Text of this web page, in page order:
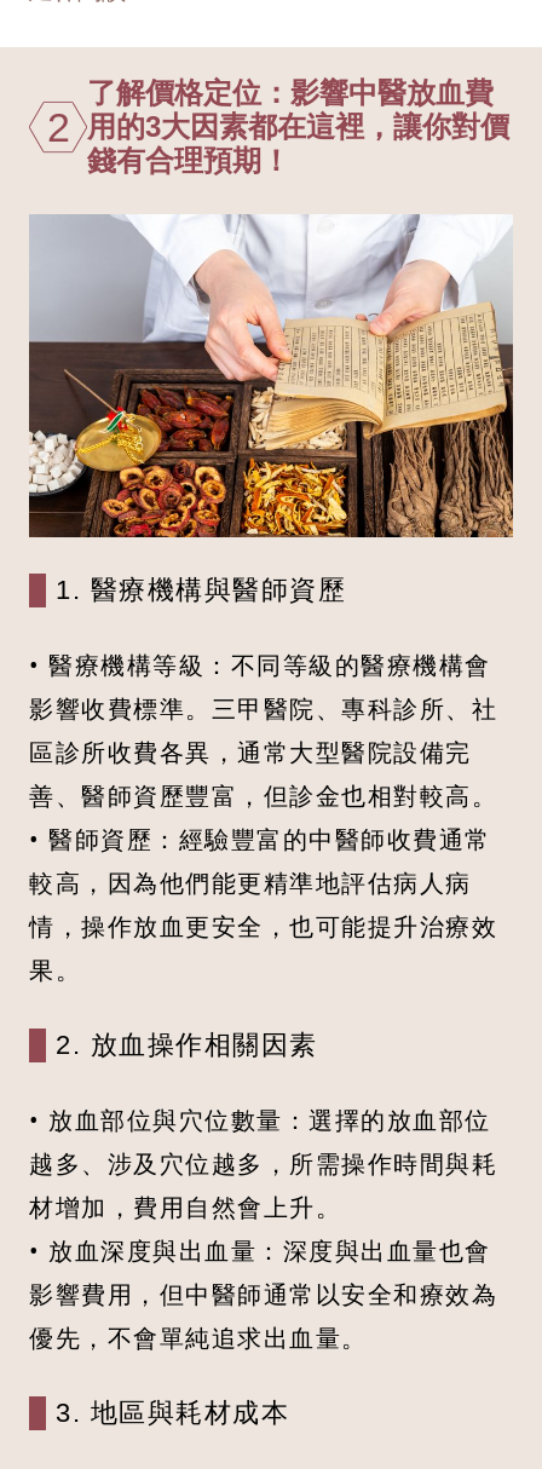
2
了解價格定位：影響中醫放血費
用的3大因素都在這裡，讓你對價
錢有合理預期！
1. 醫療機構與醫師資歷
• 醫療機構等級：不同等級的醫療機構會
影響收費標準。三甲醫院、專科診所、社
區診所收費各異，通常大型醫院設備完
善、醫師資歷豐富，但診金也相對較高。
• 醫師資歷：經驗豐富的中醫師收費通常
較高，因為他們能更精準地評估病人病
情，操作放血更安全，也可能提升治療效
果。
2. 放血操作相關因素
• 放血部位與穴位數量：選擇的放血部位
越多、涉及穴位越多，所需操作時間與耗
材增加，費用自然會上升。
• 放血深度與出血量：深度與出血量也會
影響費用，但中醫師通常以安全和療效為
優先，不會單純追求出血量。
3. 地區與耗材成本